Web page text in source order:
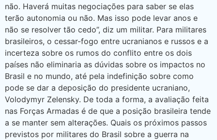
não. Haverá muitas negociações para saber se elas
terão autonomia ou não. Mas isso pode levar anos e
não se resolver tão cedo”, diz um militar. Para militares
brasileiros, o cessar-fogo entre ucranianos e russos e a
incerteza sobre os rumos do conflito entre os dois
países não eliminaria as dúvidas sobre os impactos no
Brasil e no mundo, até pela indefinição sobre como
pode se dar a deposição do presidente ucraniano,
Volodymyr Zelensky. De toda a forma, a avaliação feita
nas Forças Armadas é de que a posição brasileira tende
a se manter sem alterações. Quais os próximos passos
previstos por militares do Brasil sobre a guerra na